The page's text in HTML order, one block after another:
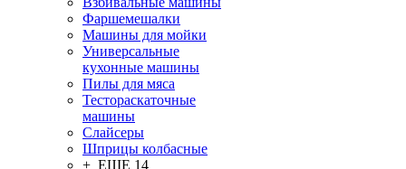
Фаршемешалки
Машины для мойки
Универсальные
кухонные машины
Пилы для мяса
Тестораскаточные
машины
Слайсеры
Шприцы колбасные
+ ЕЩЕ 14